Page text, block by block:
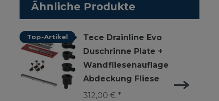
Ähnliche Produkte
Top-Artikel
Tece Drainline Evo
Duschrinne Plate +
Wandfliesenauflage
Abdeckung Fliese
312,00 € *